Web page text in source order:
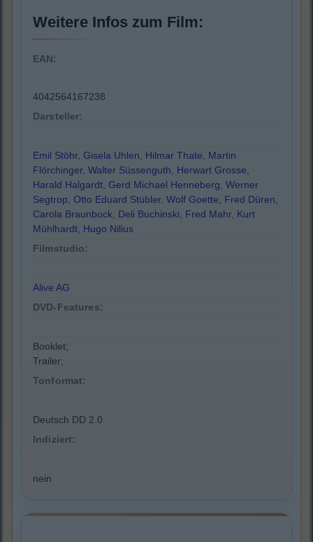
Weitere Infos zum Film:
EAN:
4042564167238
Darsteller:
Emil Stöhr, Gisela Uhlen, Hilmar Thate, Martin
Flörchinger, Walter Süssenguth, Herwart Grosse,
Harald Halgardt, Gerd Michael Henneberg, Werner
Segtrop, Otto Eduard Stübler, Wolf Goette, Fred Düren,
Carola Braunbock, Deli Buchinski, Fred Mahr, Kurt
Mühlhardt, Hugo Nilius
Filmstudio:
Alive AG
DVD-Features:
Booklet;
Trailer;
Tonformat:
Deutsch DD 2.0
Indiziert:
nein